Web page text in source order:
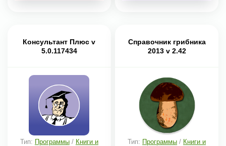
Консультант Плюс v
5.0.117434
Тип: Программы/ Книги и
Справочник грибника
2013 v 2.42
Тип: Программы / Книги и